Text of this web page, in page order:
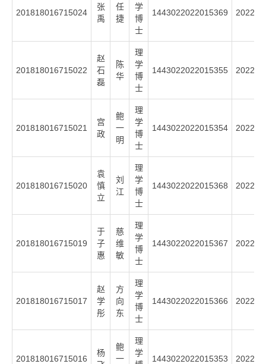
201818016715024
张
禹
任
捷
学
博
士
1443022022015369 2022
201818016715022
赵
石
磊
陈
华
理
学
博
士
1443022022015355 2022
201818016715021
宫
政
鲍
一
明
理
学
博
士
1443022022015354 2022
201818016715020
袁
慎
立
刘
江
理
学
博
士
1443022022015368 2022
201818016715019
于
子
惠
慈
维
敏
理
学
博
士
1443022022015367 2022
201818016715017
赵
学
彤
方
向
东
理
学
博
士
1443022022015366 2022
201818016715016
杨
鲍
一
理
学
1443022022015353 2022